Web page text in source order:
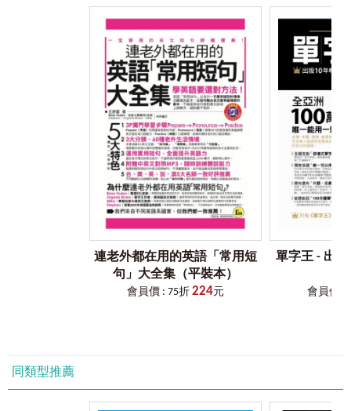
6.量詞（代名詞、形容詞）
連老外都在用的英語「常用短
句」大全集（平裝本）
會員價 : 75折 224元
單字王 - 出
會員價 :
同類型推薦